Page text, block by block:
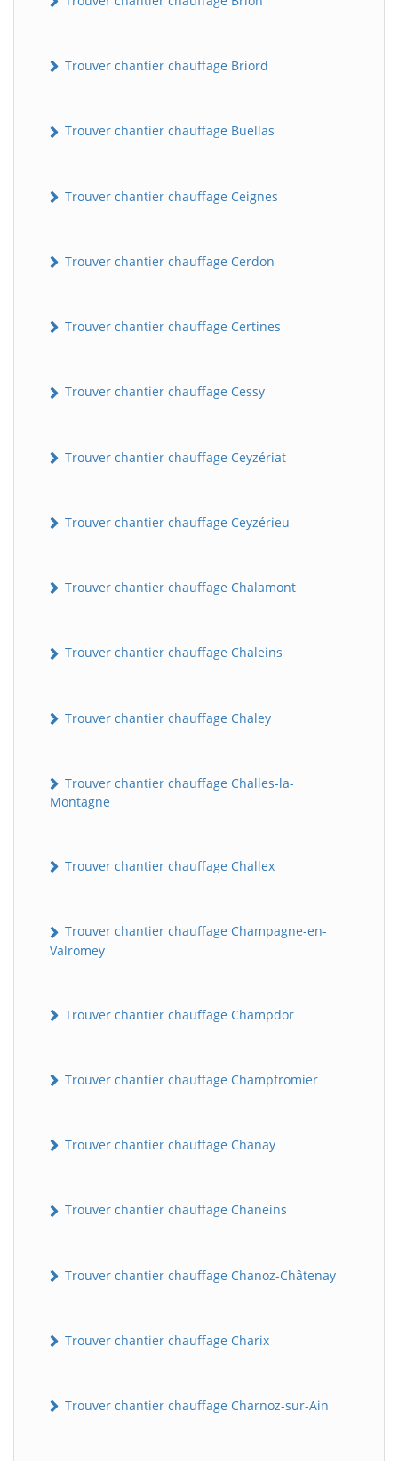
Trouver chantier chauffage Briord
Trouver chantier chauffage Buellas
Trouver chantier chauffage Ceignes
Trouver chantier chauffage Cerdon
Trouver chantier chauffage Certines
Trouver chantier chauffage Cessy
Trouver chantier chauffage Ceyzériat
Trouver chantier chauffage Ceyzérieu
Trouver chantier chauffage Chalamont
Trouver chantier chauffage Chaleins
Trouver chantier chauffage Chaley
Trouver chantier chauffage Challes-la-
Montagne
Trouver chantier chauffage Challex
Trouver chantier chauffage Champagne-en-
Valromey
Trouver chantier chauffage Champdor
Trouver chantier chauffage Champfromier
Trouver chantier chauffage Chanay
Trouver chantier chauffage Chaneins
Trouver chantier chauffage Chanoz-Châtenay
Trouver chantier chauffage Charix
Trouver chantier chauffage Charnoz-sur-Ain